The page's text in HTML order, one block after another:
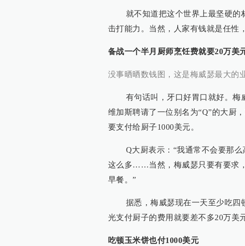
就不知道把这个世界上最坚硬的
击打能力。当然，人家有钱就是任性
备战一个半月厨师烹饪费就要20万美
没事晒晒数钱图，这是梅威瑟最大的
有句话叫，牙口好胃口就好。梅
维加斯聘请了一位别名为“Q”的大厨
要支付给厨子1000美元。
Q大厨表示：“我通常不会要那么
这么多……当然，梅威瑟只要有要求
早餐。”
据悉，梅威瑟现在一天至少吃四
光支付厨子的费用就要差不多20万美
吃顿玉米饼也付1000美元